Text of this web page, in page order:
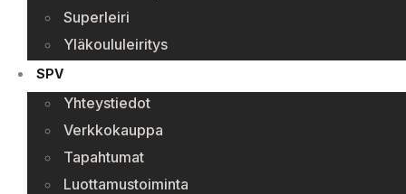
Superleiri
Yläkoululeiritys
SPV
Yhteystiedot
Verkkokauppa
Tapahtumat
Luottamustoiminta